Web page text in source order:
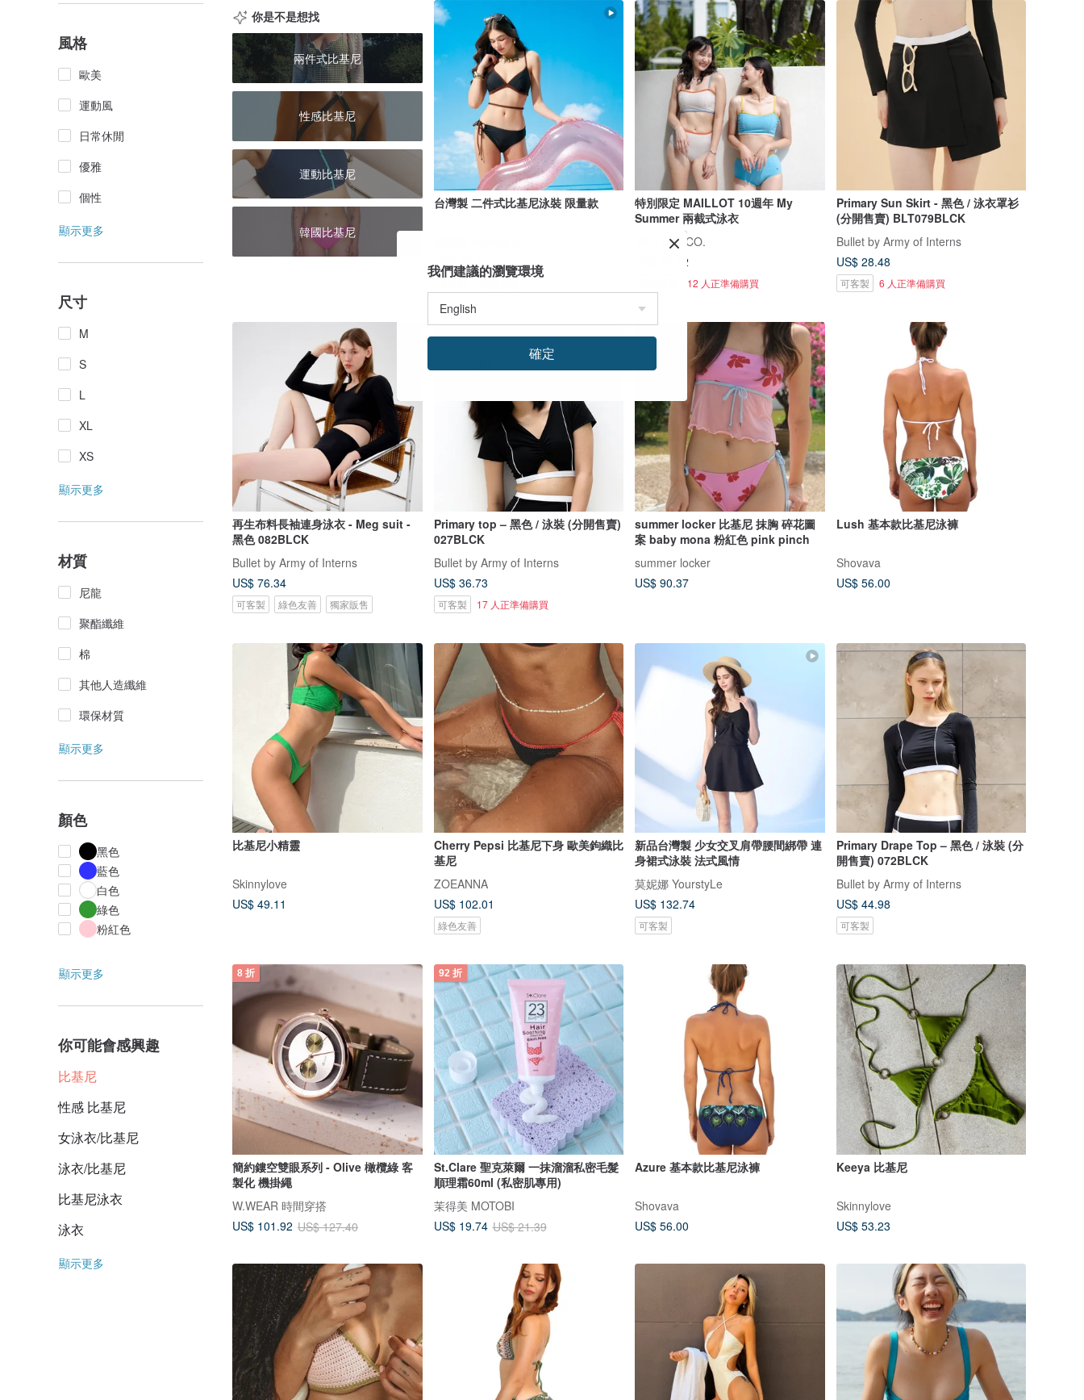
風格
歐美
運動風
日常休閒
優雅
個性
顯示更多
尺寸
M
S
L
XL
XS
顯示更多
材質
尼龍
聚酯纖維
棉
其他人造纖維
環保材質
顯示更多
顏色
黑色
藍色
白色
綠色
粉紅色
顯示更多
你可能會感興趣
比基尼
性感 比基尼
女泳衣/比基尼
泳衣/比基尼
比基尼泳衣
泳衣
顯示更多
你是不是想找
兩件式比基尼
性感比基尼
運動比基尼
韓國比基尼
台灣製 二件式比基尼泳裝 限量款
US$ 83.74
可客製
特別限定 MAILLOT 10週年 My
Summer 兩截式泳衣
MAILLOT CO.
US$ 76.22
12 人正準備購買
Primary Sun Skirt - 黑色 / 泳衣罩衫
(分開售賣) BLT079BLCK
Bullet by Army of Interns
US$ 28.48
可客製 6 人正準備購買
再生布料長袖連身泳衣 - Meg suit -
黑色 082BLCK
Bullet by Army of Interns
US$ 76.34
可客製 綠色友善 獨家販售
Primary top – 黑色 / 泳裝 (分開售賣)
027BLCK
Bullet by Army of Interns
US$ 36.73
可客製 17 人正準備購買
summer locker 比基尼 抹胸 碎花圖
案 baby mona 粉紅色 pink pinch
summer locker
US$ 90.37
Lush 基本款比基尼泳褲
Shovava
US$ 56.00
比基尼小精靈
Skinnylove
US$ 49.11
Cherry Pepsi 比基尼下身 歐美鉤織比
基尼
ZOEANNA
US$ 102.01
綠色友善
新品台灣製 少女交叉肩帶腰間綁帶 連
身裙式泳裝 法式風情
莫妮娜 YourstyLe
US$ 132.74
可客製
Primary Drape Top – 黑色 / 泳裝 (分
開售賣) 072BLCK
Bullet by Army of Interns
US$ 44.98
可客製
8 折
簡約鏤空雙眼系列 - Olive 橄欖綠 客
製化 機掛繩
W.WEAR 時間穿搭
US$ 101.92 US$ 127.40
92 折
St.Clare 聖克萊爾 一抹溜溜私密毛髮
順理霜60ml (私密肌專用)
茉得美 MOTOBI
US$ 19.74 US$ 21.39
Azure 基本款比基尼泳褲
Shovava
US$ 56.00
Keeya 比基尼
Skinnylove
US$ 53.23
我們建議的瀏覽環境
確定